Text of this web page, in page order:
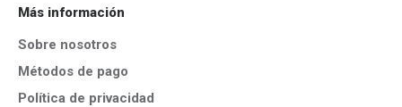
Más información
Sobre nosotros
Métodos de pago
Política de privacidad